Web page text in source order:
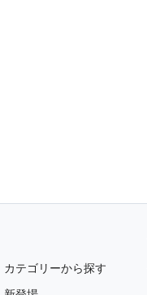
カテゴリーから探す